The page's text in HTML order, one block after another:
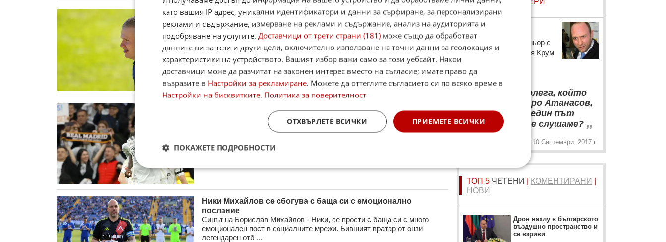
Холанд добави към колекцията си специален Мерцедес за
400 хиляди евро
Ерлинг Холанд обогати внушителната си колекция от автомобили с
рядка “Mercedes-Maybach S-Class Virgil Abloh”, ултра лимитирана серия
от ...
31.03.2026 2 086
8
Реал за негов заместник
Ювентус е изправен пред сериозни финансови предизвикателства и е
готов да се раздели с играчи, смятани досега за незаменими, пише
“Sport Medi ...
Ники Михайлов се сбогува с баща си с емоционално
послание
Синът на Борислав Михайлов - Ники, се прости с баща си с много
емоционален пост в социалните мрежи. Бившият вратар от онзи
легендарен отб ...
ЛОВЦИ НА БИСЕРИ
Тити Папазов
Баскетболният треньор с
въпрос към водещия Крум
колегата му.
“
Този твой колега, който
идва тука - Жоро Атанасов,
който се къпе един път
седмично ли ще слушаме? „
10 Септември, 2017 г.
ТОП 5 ЧЕТЕНИ КОМЕНТИРАНИ
НОВИ
Дрон нахлу в българското
въздушно пространство и
се взриви
като вашия IP адрес, уникални идентификатори и данни за сърфиране, за персонализирани
реклами и съдържание, измерване на реклами и съдържание, анализ на аудиторията и
подобряване на услугите. Доставчици от трети страни (181) може също да обработват
данните ви за тези и други цели, включително използване на точни данни за геолокация и
характеристики на устройството. Вашият избор важи само за този уебсайт. Някои
доставчици може да разчитат на законен интерес вместо на съгласие; имате право да
възразите в Настройки за рекламиране. Можете да оттеглите съгласието си по всяко време в
Настройки на бисквитките. Политика за поверителност
ПРИЕМЕТЕ ВСИЧКИ
ОТХВЪРЛЕТЕ ВСИЧКИ
ПОКАЖЕТЕ ПОДРОБНОСТИ